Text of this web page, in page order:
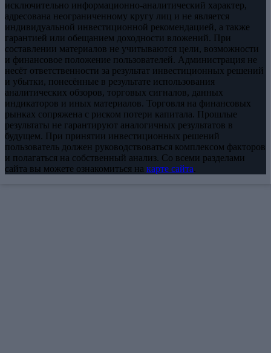
исключительно информационно-аналитический характер,
адресована неограниченному кругу лиц и не является
индивидуальной инвестиционной рекомендацией, а также
гарантией или обещанием доходности вложений. При
составлении материалов не учитываются цели, возможности
и финансовое положение пользователей. Администрация не
несёт ответственности за результат инвестиционных решений
и убытки, понесённые в результате использования
аналитических обзоров, торговых сигналов, данных
индикаторов и иных материалов. Торговля на финансовых
рынках сопряжена с риском потери капитала. Прошлые
результаты не гарантируют аналогичных результатов в
будущем. При принятии инвестиционных решений
пользователь должен руководствоваться комплексом факторов
и полагаться на собственный анализ. Со всеми разделами
сайта вы можете ознакомиться на карте сайта.